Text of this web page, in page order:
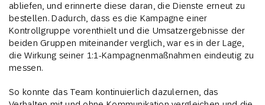
abliefen, und erinnerte diese daran, die Dienste erneut zu
bestellen. Dadurch, dass es die Kampagne einer
Kontrollgruppe vorenthielt und die Umsatzergebnisse der
beiden Gruppen miteinander verglich, war es in der Lage,
die Wirkung seiner 1:1-Kampagnenmaßnahmen eindeutig zu
messen.
So konnte das Team kontinuierlich dazulernen, das